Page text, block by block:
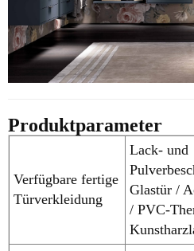
Produktparameter
Verfügbare fertige
Türverkleidung
Lack- und
Glastür /
/ PVC-